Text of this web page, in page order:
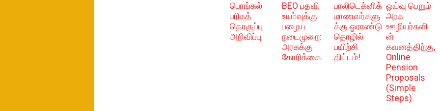
பொங்கல்
பரிசுத்
தொகுப்பு
அறிவிப்பு
BEO பதவி
உயா்வுக்கு
பழைய
நடைமுறை:
அரசுக்கு
கோரிக்கை
பாலிடெக்னிக்
மாணவர்களு
க்கு ஓராண்டு
தொழில்
பயிற்சி
திட்டம்!
ஓய்வு பெறும்
அரசு
ஊழியர்களி
ன்
கவனத்திற்கு,
Online
Pension
Proposals
(Simple
Steps)